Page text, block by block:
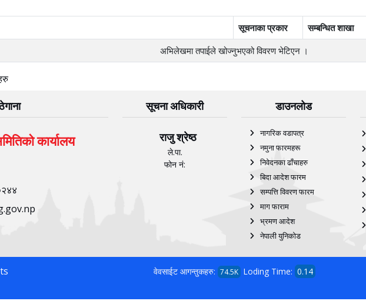
सूचनाका प्रकार सम्बन्धित शाखा
अभिलेखमा तपाईले खोज्‍नुभएको विवरण भेटिएन ।
कार्यालय
सूचना अधिकारी
राजु श्रेष्ठ
ले.पा.
फोन नं:
डाउनलोड
नागरिक वडापत्र
नमुना फारमहरू
निवेदनका ढाँचाहरु
बिदा आदेश फारम
सम्पत्ति विवरण फारम
माग फाराम
भ्रमण आदेश
नेपाली युनिकोड
वेवसाईट आगन्तुकहरु: 74.5K Loding Time: 0.14